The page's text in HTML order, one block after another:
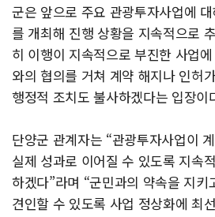
군은 앞으로 주요 관광투자사업에
를 개최해 진행 상황을 지속적으로
히 이행이 지속적으로 부진한 사업
와의 협의를 거쳐 계약 해지나 인허
행정적 조치도 불사하겠다는 입장이
단양군 관계자는 “관광투자사업이
실제 성과로 이어질 수 있도록 지속
하겠다”라며 “군민과의 약속을 지키
견인할 수 있도록 사업 정상화에 최